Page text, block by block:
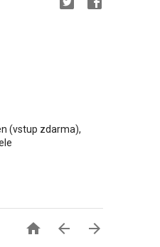
(vstup zdarma),
  